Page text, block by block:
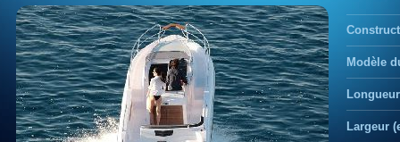
Modèle
Largeur